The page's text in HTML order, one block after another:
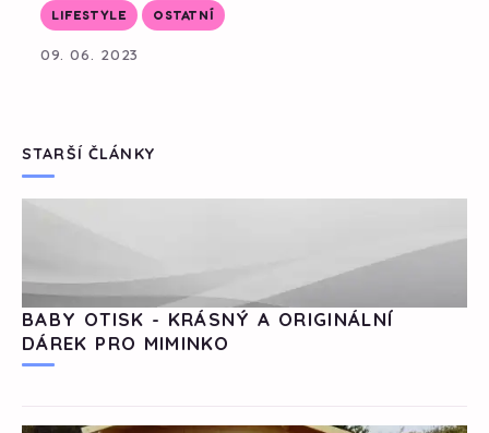
LIFESTYLE OSTATNÍ
09. 06. 2023
STARŠÍ ČLÁNKY
BABY OTISK - KRÁSNÝ A ORIGINÁLNÍ
DÁREK PRO MIMINKO